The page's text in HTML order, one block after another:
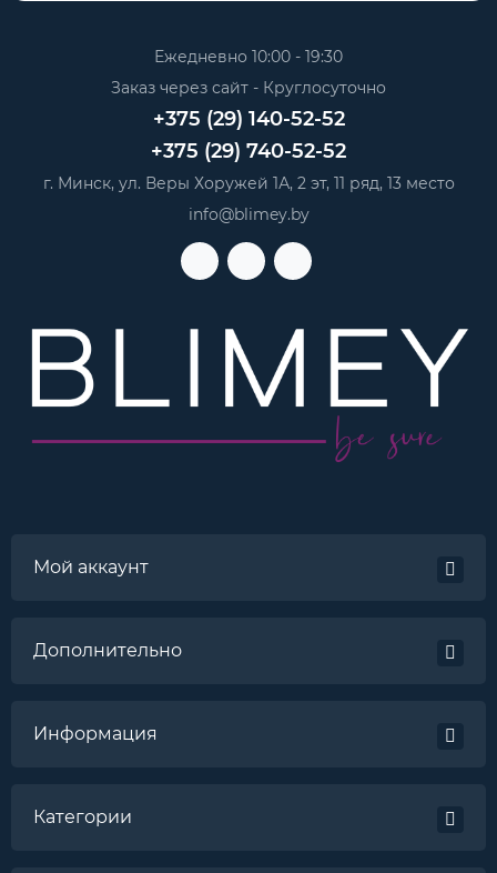
Ежедневно 10:00 - 19:30
Заказ через сайт - Круглосуточно
+375 (29) 140-52-52
+375 (29) 740-52-52
г. Минск, ул. Веры Хоружей 1А, 2 эт, 11 ряд, 13 место
info@blimey.by
Мой аккаунт
Дополнительно
Информация
Категории